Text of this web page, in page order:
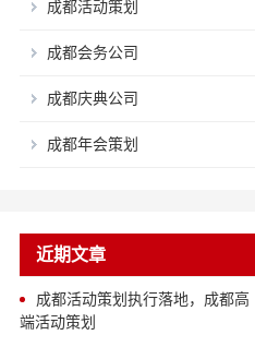
成都活动策划
成都会务公司
成都庆典公司
成都年会策划
近期文章
成都活动策划执行落地，成都高
端活动策划